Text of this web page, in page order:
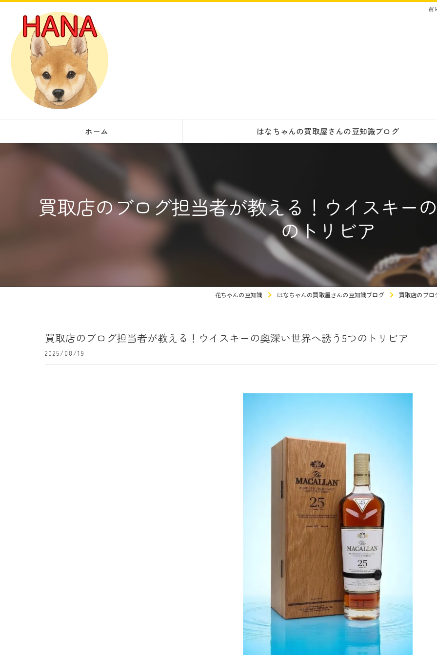
買
ホーム はなちゃんの買取屋さんの豆知識ブログ
買取店のブログ担当者が教える！ウイスキー
のトリビア
花ちゃんの豆知識 はなちゃんの買取屋さんの豆知識ブログ 買取店のブ
買取店のブログ担当者が教える！ウイスキーの奥深い世界へ誘う5つのトリビア
2025/08/19